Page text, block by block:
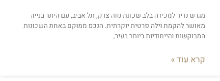
מגרש נדיר למכירה בלב שכונת נווה צדק, תל אביב, עם היתר בנייה
מאושר להקמת וילה פרטית יוקרתית. הנכס ממוקם באחת השכונות
המבוקשות והייחודיות ביותר בעיר,
קרא עוד »